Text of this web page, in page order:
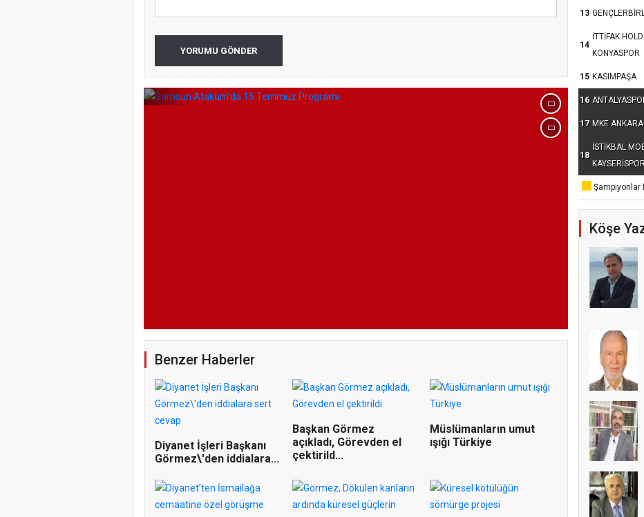
YORUMU GÖNDER
Samsun Atakum’da 15 Temmuz
Programı
Benzer Haberler
Diyanet İşleri Başkanı
Görmez\'den iddialara...
Başkan Görmez
açıkladı, Görevden el
çektirild...
Müslümanların umut
ışığı Türkiye
13
14
İTTİFAK
KONYASPOR
15 KASIMPAŞA
16
17 MKE
18
İSTİKBAL
Şampiyonlar
Köşe